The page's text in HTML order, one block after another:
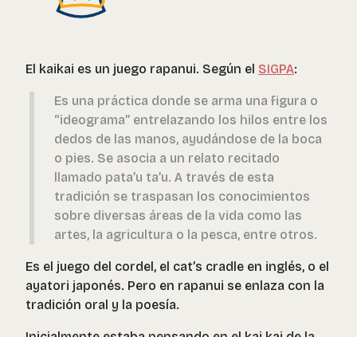
El kaikai es un juego rapanui. Según el SIGPA:
Es una práctica donde se arma una figura o
“ideograma” entrelazando los hilos entre los
dedos de las manos, ayudándose de la boca
o pies. Se asocia a un relato recitado
llamado pata’u ta’u. A través de esta
tradición se traspasan los conocimientos
sobre diversas áreas de la vida como las
artes, la agricultura o la pesca, entre otros.
Es el juego del cordel, el cat’s cradle en inglés, o el
ayatori japonés. Pero en rapanui se enlaza con la
tradición oral y la poesía.